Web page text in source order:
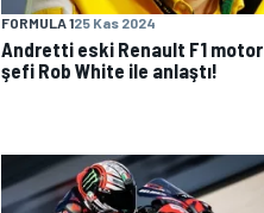
FORMULA 125 Kas 2024
Andretti eski Renault F1 motor
şefi Rob White ile anlaştı!